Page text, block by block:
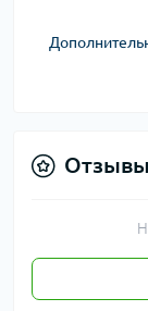
Отзывы